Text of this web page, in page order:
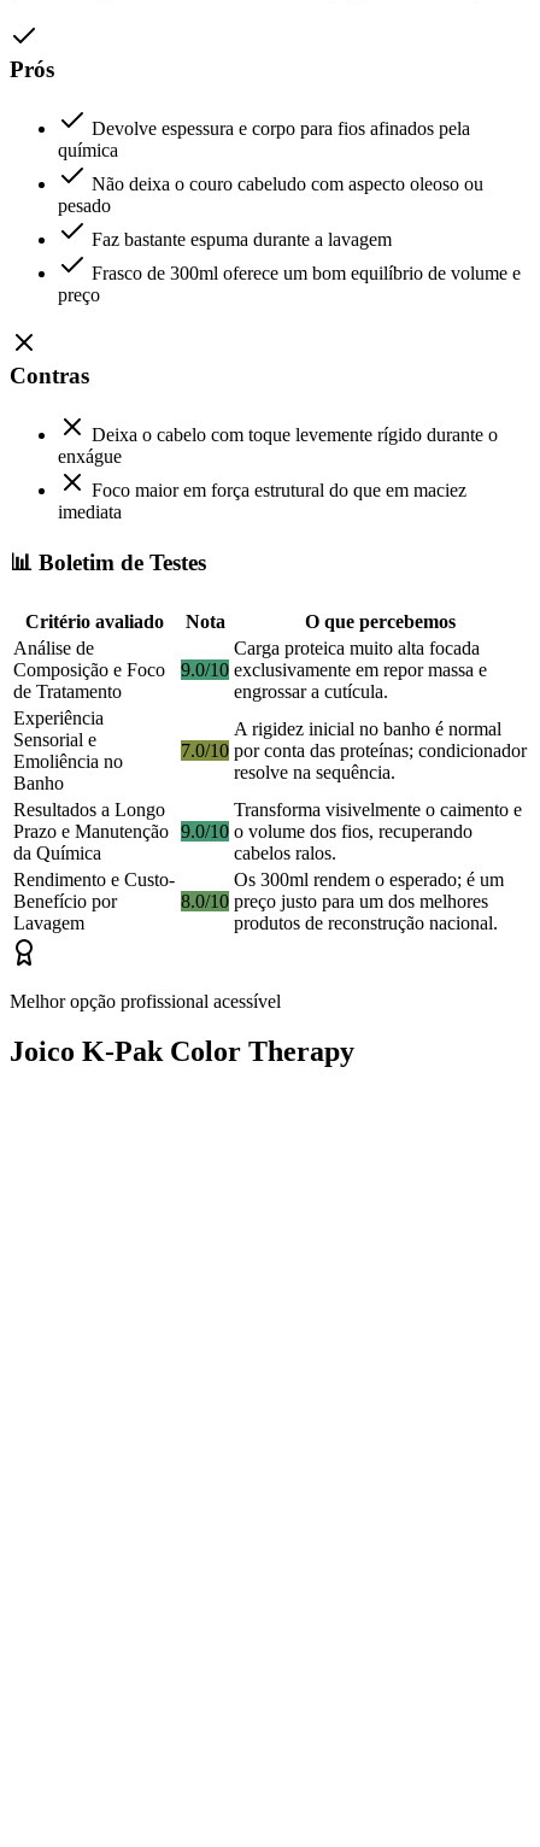
Prós
Devolve espessura e corpo para fios afinados pela
química
Não deixa o couro cabeludo com aspecto oleoso ou
pesado
Faz bastante espuma durante a lavagem
Frasco de 300ml oferece um bom equilíbrio de volume e
preço
Contras
Deixa o cabelo com toque levemente rígido durante o
enxágue
Foco maior em força estrutural do que em maciez
imediata
📊 Boletim de Testes
Critério avaliado Nota
O que percebemos
Análise de
Composição e Foco
de Tratamento
9.0/10
Carga proteica muito alta focada
exclusivamente em repor massa e
engrossar a cutícula.
Experiência
Sensorial e
Emoliência no
Banho
7.0/10
A rigidez inicial no banho é normal
por conta das proteínas; condicionador
resolve na sequência.
Resultados a Longo
Prazo e Manutenção
da Química
9.0/10
Transforma visivelmente o caimento e
o volume dos fios, recuperando
cabelos ralos.
Rendimento e Custo-
Benefício por
Lavagem
8.0/10
Os 300ml rendem o esperado; é um
preço justo para um dos melhores
produtos de reconstrução nacional.
Melhor opção profissional acessível
Joico K-Pak Color Therapy